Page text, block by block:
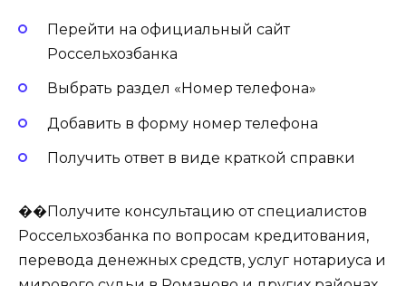
Перейти на официальный сайт
Россельхозбанка
Выбрать раздел «Номер телефона»
Добавить в форму номер телефона
Получить ответ в виде краткой справки
��Получите консультацию от специалистов
Россельхозбанка по вопросам кредитования,
перевода денежных средств, услуг нотариуса и